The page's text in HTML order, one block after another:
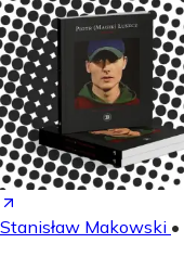
Stanisław Makowski •